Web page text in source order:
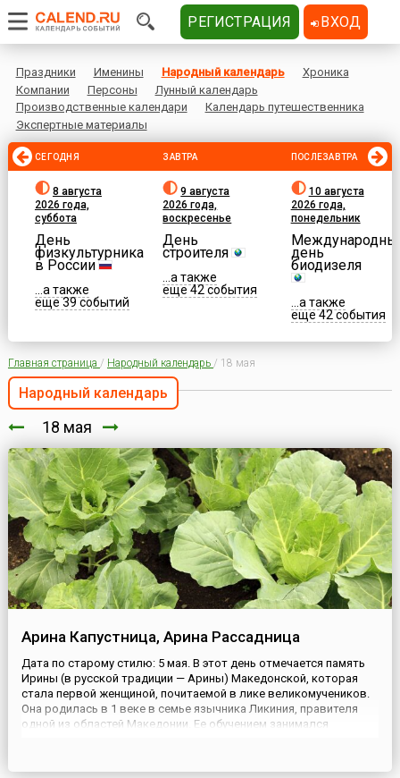
Праздники Именины Народный календарь
Хроника
Компании
Персоны
Лунный календарь
Производственные календари
Календарь путешественника
Экспертные материалы
СЕГОДНЯ
8 августа
2026 года,
суббота
День
физкультурника
в России
...а также
еще 39 событий
ЗАВТРА
9 августа
2026 года,
воскресенье
День
строителя
...а также
еще 42 события
ПОСЛЕЗАВТРА
10 августа
2026 года,
понедельник
день
биодизеля
...а также
еще 42 события
Главная страница / Народный календарь / 18 мая
Народный календарь
18 мая
Арина Капустница, Арина Рассадница
Дата по старому стилю: 5 мая. В этот день отмечается память
Ирины (в русской традиции — Арины) Македонской, которая
стала первой женщиной, почитаемой в лике великомучеников.
Она родилась в 1 веке в семье язычника Ликиния, правителя
одной из областей Македонии. Ее обучением занимался
РЕГИСТРАЦИЯ ВХОД